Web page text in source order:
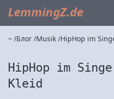
LemmingZ.de
~ Блог Musik HipHop im
HipHop im
Kleid